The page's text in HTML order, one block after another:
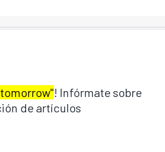
! Infórmate sobre
de artículos